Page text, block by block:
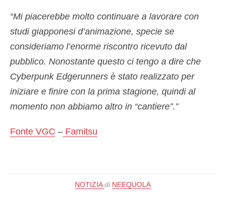
“Mi piacerebbe molto continuare a lavorare con
studi giapponesi d’animazione, specie se
consideriamo l’enorme riscontro ricevuto dal
pubblico. Nonostante questo ci tengo a dire che
Cyberpunk Edgerunners è stato realizzato per
iniziare e finire con la prima stagione, quindi al
momento non abbiamo altro in “cantiere”.”
Fonte VGC – Famitsu
NOTIZIA di NEEQUOLA